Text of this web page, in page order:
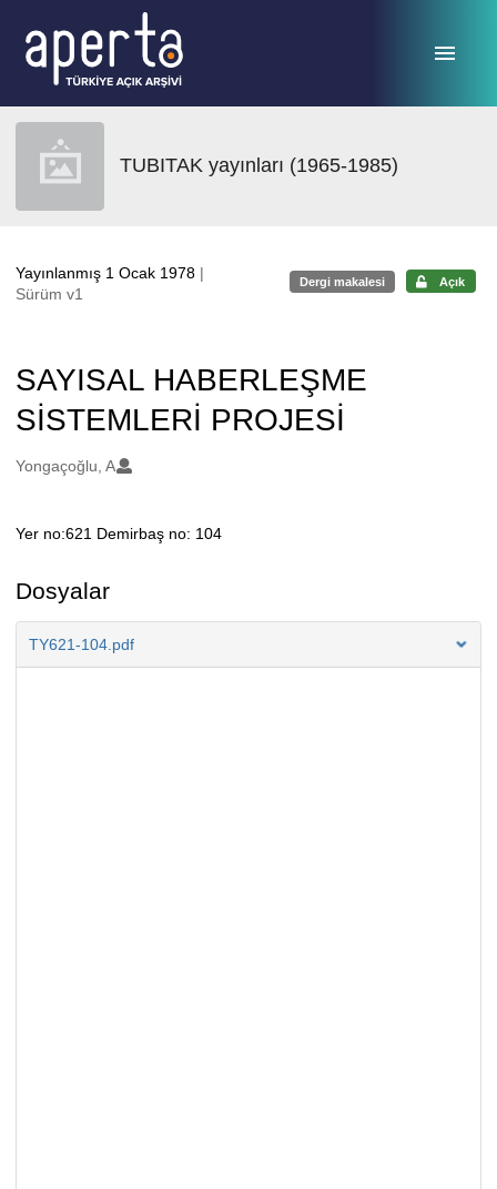
TUBITAK yayınları (1965-1985)
Yayınlanmış 1 Ocak 1978 |
Sürüm v1
Dergi makalesi Açık
SAYISAL HABERLEŞME
SİSTEMLERİ PROJESİ
Oluşturanlar
Yongaçoğlu, A
Açıklama
Yer no:621 Demirbaş no: 104
Dosyalar
TY621-104.pdf